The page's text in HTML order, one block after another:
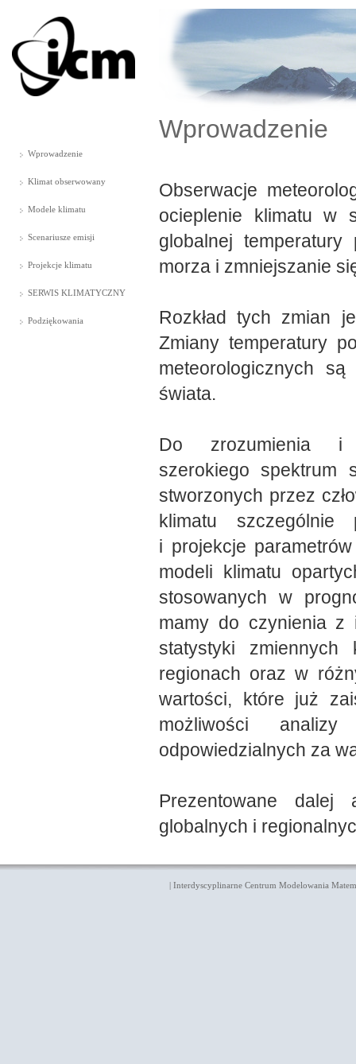
Wprowadzenie
Klimat obserwowany
Modele klimatu
Scenariusze emisji
Projekcje klimatu
SERWIS KLIMATYCZNY
Podziękowania
Wprowadzenie
Obserwacje
ocieplenie klimatu w
globalnej
morza i zmniejszanie
Rozkład tych zmian
Zmiany temperatury
meteorologicznych
świata.
Do zrozumienia i
szerokiego spektrum
stworzonych przez
klimatu szczególnie
i projekcje
modeli klimatu
stosowanych w
mamy do czynienia z
statystyki
regionach oraz w
wartości, które już
możliwości
odpowiedzialnych za
Prezentowane
globalnych i
| Interdyscyplinarne Centrum Modelowania